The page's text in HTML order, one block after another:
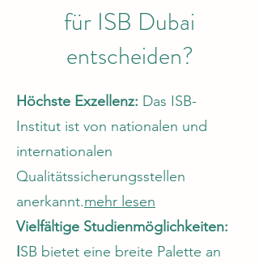
für ISB Dubai
entscheiden?
Höchste Exzellenz: Das ISB-
Institut ist von nationalen und
internationalen
Qualitätssicherungsstellen
anerkannt.mehr lesen
Vielfältige Studienmöglichkeiten:
ISB bietet eine breite Palette an